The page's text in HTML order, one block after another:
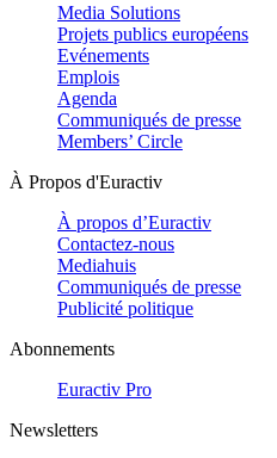
Media Solutions
Projets publics européens
Evénements
Emplois
Agenda
Communiqués de presse
Members’ Circle
À Propos d'Euractiv
À propos d’Euractiv
Contactez-nous
Mediahuis
Communiqués de presse
Publicité politique
Abonnements
Euractiv Pro
Newsletters